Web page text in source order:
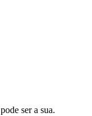
ser a sua.